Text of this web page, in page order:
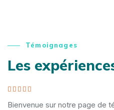
Témoignages
Les
Bienvenue sur notre page de